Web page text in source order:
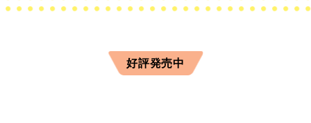
好評発売中